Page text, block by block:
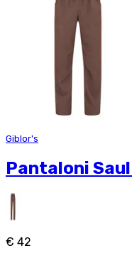
Giblor's
Pantaloni
€ 42